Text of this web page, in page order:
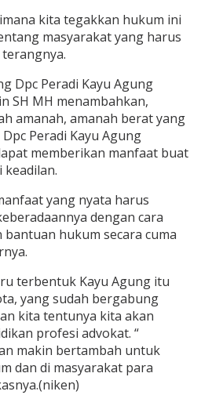
kita tegakkan hukum ini
masyarakat yang harus
Dpc Peradi Kayu Agung
SH MH menambahkan,
amanah, amanah berat yang
Peradi Kayu Agung
memberikan manfaat buat
keadilan.
yang nyata harus
dengan cara
hukum secara cuma
terbentuk Kayu Agung itu
yang sudah bergabung
kita tentunya kita akan
profesi advokat. “
makin bertambah untuk
dan di masyarakat para